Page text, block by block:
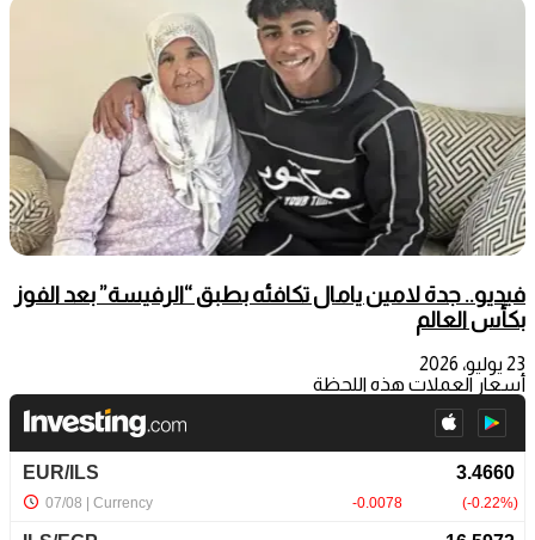
فيديو.. جدة لامين يامال تكافئه بطبق “الرفيسة” بعد الفوز
بكأس العالم
23 يوليو، 2026
أسعار العملات هذه اللحظة